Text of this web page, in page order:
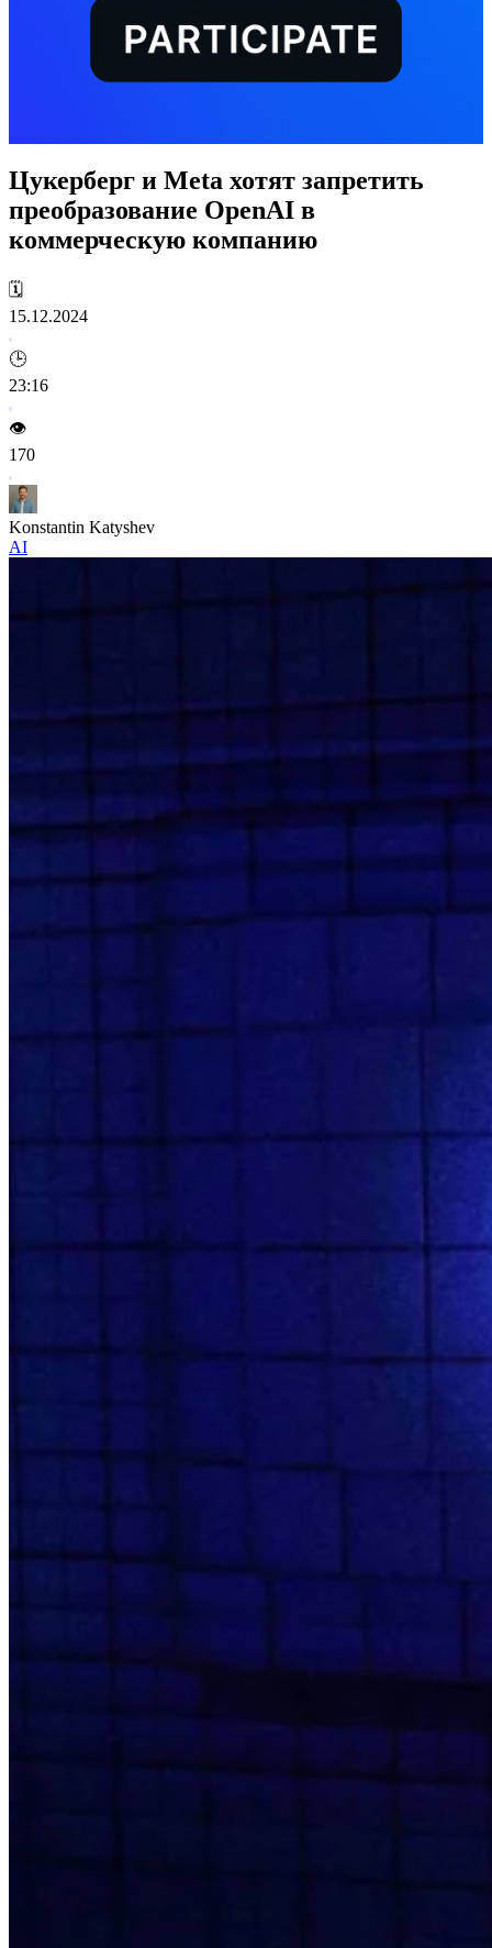
Цукерберг и Meta хотят запретить
преобразование OpenAI в
коммерческую компанию
🗓️
15.12.2024
🕒
23:16
👁️
170
Konstantin Katyshev
AI